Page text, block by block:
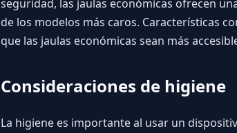
seguridad, las jaulas económicas ofrecen
de los modelos más caros. Características
que las jaulas económicas sean más
Consideraciones de higiene
La higiene es importante al usar un